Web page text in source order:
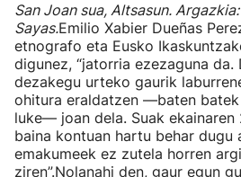
San Joan sua, Altsasun.
Sayas.Emilio Xabier Dueñas
etnografo eta Eusko
digunez, “jatorria ezezaguna da.
dezakegu urteko gaurik
ohitura eraldatzen —baten
luke— joan dela. Suak ekainaren
baina kontuan hartu behar dugu
emakumeek ez zutela horren
ziren”.Nolanahi den, gaur egun